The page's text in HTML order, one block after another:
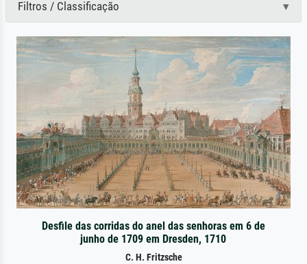
Filtros / Classificação
Desfile das corridas do anel das senhoras em 6 de
junho de 1709 em Dresden, 1710
C. H. Fritzsche